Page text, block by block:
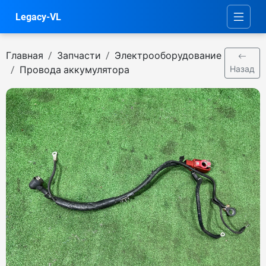
Legacy-VL
Главная Запчасти
Электрооборудование
Провода аккумулятора
Назад